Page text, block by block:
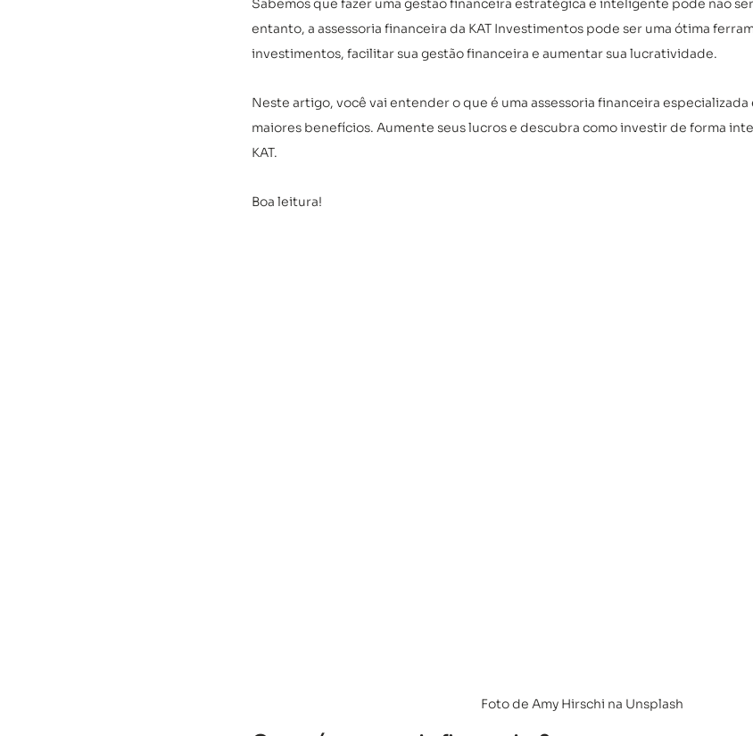
Sabemos que fazer uma gestão financeira estratégica e inteligente pode não
entanto, a assessoria financeira da KAT Investimentos pode ser uma ótima
investimentos, facilitar sua gestão financeira e aumentar sua lucratividade.
Neste artigo, você vai entender o que é uma assessoria financeira especializada
maiores benefícios. Aumente seus lucros e descubra como investir de forma
KAT.
Boa leitura!
Foto de Amy Hirschi na Unsplash